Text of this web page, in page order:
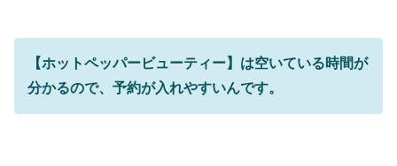
【ホットペッパービューティー】は空いている時間が
分かるので、予約が入れやすいんです。